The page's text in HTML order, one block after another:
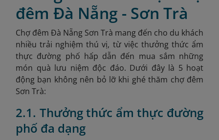
đêm Đà Nẵng - Sơn Trà
Chợ đêm Đà Nẵng Sơn Trà mang đến cho du khách
nhiều trải nghiệm thú vị, từ việc thưởng thức ẩm
thực đường phố hấp dẫn đến mua sắm những
món quà lưu niệm độc đáo. Dưới đây là 5 hoạt
động bạn không nên bỏ lỡ khi ghé thăm chợ đêm
Sơn Trà:
2.1. Thưởng thức ẩm thực đường
phố đa dạng